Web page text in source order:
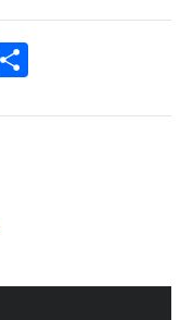
Viber